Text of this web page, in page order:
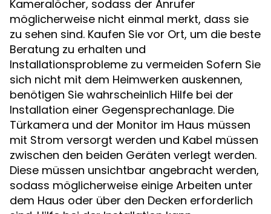
Kameralöcher, sodass der Anrufer
möglicherweise nicht einmal merkt, dass sie
zu sehen sind. Kaufen Sie vor Ort, um die beste
Beratung zu erhalten und
Installationsprobleme zu vermeiden Sofern Sie
sich nicht mit dem Heimwerken auskennen,
benötigen Sie wahrscheinlich Hilfe bei der
Installation einer Gegensprechanlage. Die
Türkamera und der Monitor im Haus müssen
mit Strom versorgt werden und Kabel müssen
zwischen den beiden Geräten verlegt werden.
Diese müssen unsichtbar angebracht werden,
sodass möglicherweise einige Arbeiten unter
dem Haus oder über den Decken erforderlich